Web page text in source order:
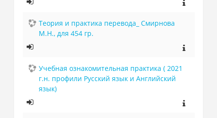
Теория и практика перевода_ Смирнова
М.Н., для 454 гр.
Учебная ознакомительная практика ( 2021
г.н. профили Русский язык и Английский
язык)